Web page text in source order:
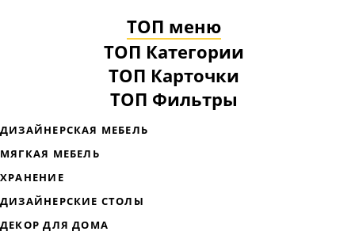
ТОП меню
ТОП Категории
ТОП Карточки
ТОП Фильтры